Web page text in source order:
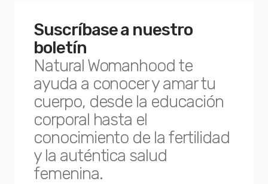
Suscríbase a nuestro
boletín
Natural Womanhood te
ayuda a conocer y amar tu
cuerpo, desde la educación
corporal hasta el
conocimiento de la fertilidad
y la auténtica salud
femenina.